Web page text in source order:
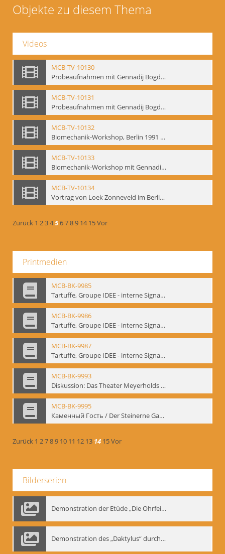
Objekte zu diesem Thema
Videos
MCB-TV-10130
Probeaufnahmen mit Gennadij Bogdanow und Aufnahmen von Biomechanik-Workshop, Berlin 1991 - Interne Signatur: BM-vid-46
MCB-TV-10131
Probeaufnahmen mit Gennadij Bogdanow und Aufnahmen von Biomechanik-Workshop, Berlin 1991, Ausschnitt 2 - Interne Signatur: BM-vid-46_A2
MCB-TV-10132
Biomechanik-Workshop, Berlin 1991 und Probeaufnahmen mit Gennadij Bogdanow - Interne Signatur: BM-vid-47
MCB-TV-10133
Biomechanik-Workshop mit Gennadij Bogdanow, Berlin 1991 - Interne Signatur: BM-vid-48
MCB-TV-10134
Vortrag von Loek Zonneveld im Berliner Ensemble am 04.10.1991 - Interne Signatur: BM-vid-49
Zurück 1 23456789 14 15Vor
Printmedien
MCB-BK-9985
Tartuffe, Groupe IDEE - interne Signatur: BM-prt-192
MCB-BK-9986
Tartuffe, Groupe IDEE - interne Signatur: BM-prt-193
MCB-BK-9987
Tartuffe, Groupe IDEE - interne Signatur: BM-prt-194
MCB-BK-9993
Diskussion: Das Theater Meyerholds und die Biomechanik, 18.09.1995 - interne Signatur: BM-prt-200
MCB-BK-9995
Каменный Гость / Der Steinerne Gast - interne Signatur: BM-prt-202
Zurück 1 2789 10 11 12 13 14 15Vor
Bilderserien
Demonstration der Etüde „Die Ohrfeige“
Demonstration des „Daktylus“ durch Gennadij Nikolajewitsch Bogdanow, Berlin 1991